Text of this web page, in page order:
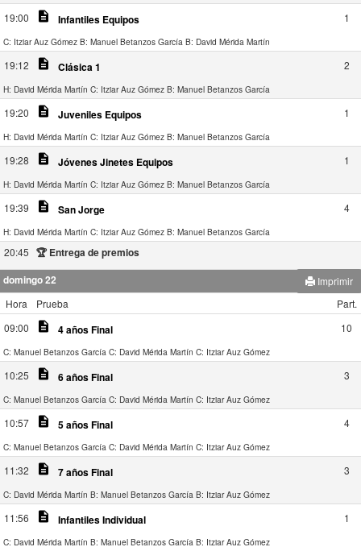
19:00 description Infantiles Equipos 1
C: Itziar Auz Gómez B: Manuel Betanzos García B: David Mérida Martín
19:12 description Clásica 1 2
H: David Mérida Martín C: Itziar Auz Gómez B: Manuel Betanzos García
19:20 description Juveniles Equipos 1
H: David Mérida Martín C: Itziar Auz Gómez B: Manuel Betanzos García
19:28 description Jóvenes Jinetes Equipos 1
H: David Mérida Martín C: Itziar Auz Gómez B: Manuel Betanzos García
19:39 description San Jorge 4
H: David Mérida Martín C: Itziar Auz Gómez B: Manuel Betanzos García
20:45 🏆 Entrega de premios
domingo 22
Imprimir
Hora
Prueba
Part.
09:00
description 4 años Final 10
C: Manuel Betanzos García C: David Mérida Martín C: Itziar Auz Gómez
10:25 description 6 años Final 3
C: Manuel Betanzos García C: David Mérida Martín C: Itziar Auz Gómez
10:57 description 5 años Final 4
C: Manuel Betanzos García C: David Mérida Martín C: Itziar Auz Gómez
11:32 description 7 años Final 3
C: David Mérida Martín B: Manuel Betanzos García B: Itziar Auz Gómez
11:56 description Infantiles Individual 1
C: David Mérida Martín B: Manuel Betanzos García B: Itziar Auz Gómez